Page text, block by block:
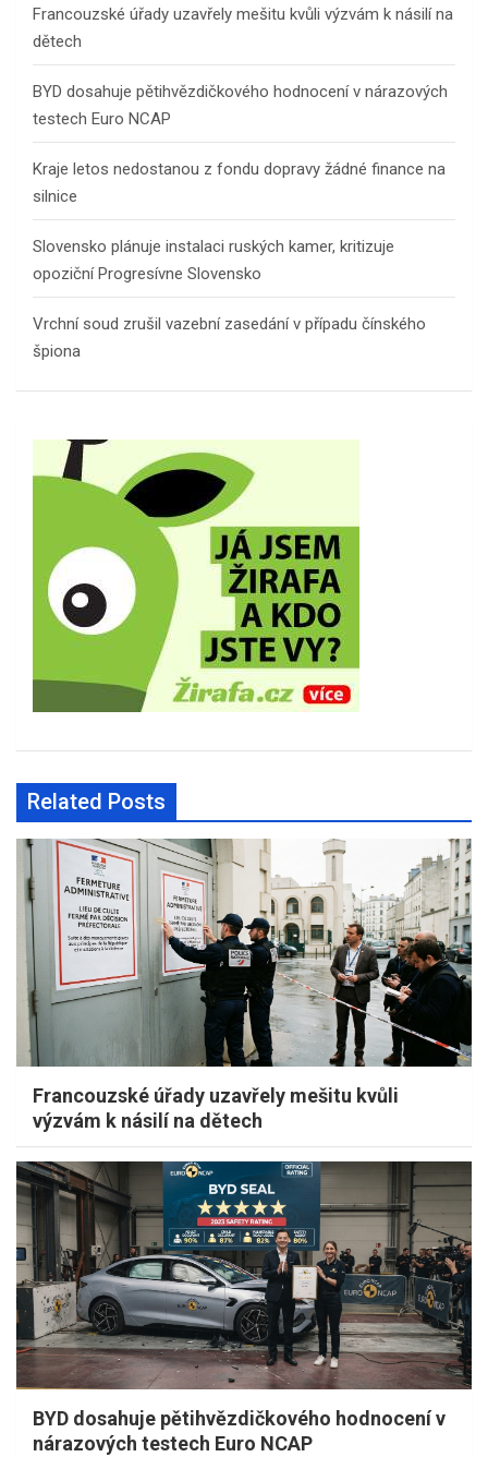
Francouzské úřady uzavřely mešitu kvůli výzvám k násilí na
dětech
BYD dosahuje pětihvězdičkového hodnocení v nárazových
testech Euro NCAP
Kraje letos nedostanou z fondu dopravy žádné finance na
silnice
Slovensko plánuje instalaci ruských kamer, kritizuje
opoziční Progresívne Slovensko
Vrchní soud zrušil vazební zasedání v případu čínského
špiona
Related Posts
Francouzské úřady uzavřely mešitu kvůli
výzvám k násilí na dětech
BYD dosahuje pětihvězdičkového hodnocení v
nárazových testech Euro NCAP